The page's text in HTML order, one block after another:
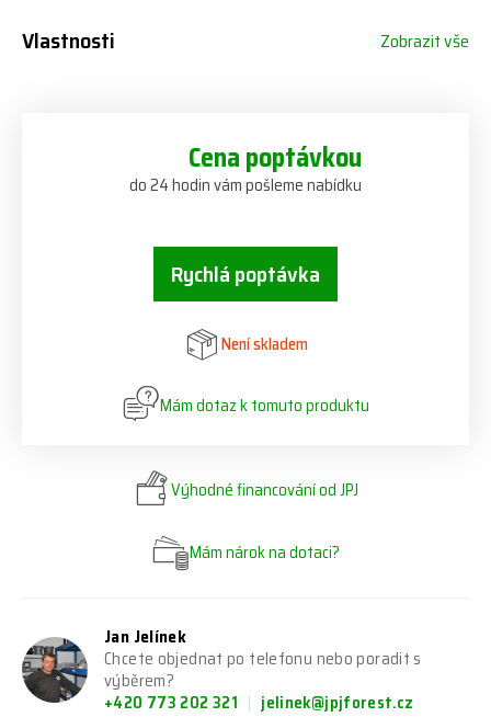
Vlastnosti Zobrazit vše
Cena poptávkou
do 24 hodin vám pošleme nabídku
Rychlá poptávka
Není skladem
Mám dotaz k tomuto produktu
Výhodné financování od JPJ
Mám nárok na dotaci?
Jan Jelínek
Chcete objednat po telefonu nebo poradit s
výběrem?
+420 773 202 321
jelinek@jpjforest.cz